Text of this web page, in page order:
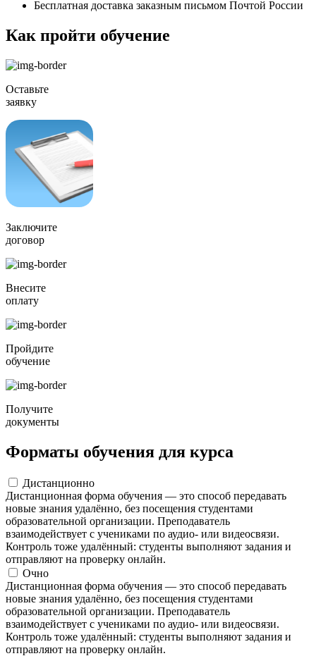
Бесплатная доставка заказным письмом Почтой России
Как пройти обучение
Оставьте
заявку
Заключите
договор
Внесите
оплату
Пройдите
обучение
Получите
документы
Форматы обучения для курса
Дистанционно
Дистанционная форма обучения — это способ передавать
новые знания удалённо, без посещения студентами
образовательной организации. Преподаватель
взаимодействует с учениками по аудио- или видеосвязи.
Контроль тоже удалённый: студенты выполняют задания и
отправляют на проверку онлайн.
Очно
Дистанционная форма обучения — это способ передавать
новые знания удалённо, без посещения студентами
образовательной организации. Преподаватель
взаимодействует с учениками по аудио- или видеосвязи.
Контроль тоже удалённый: студенты выполняют задания и
отправляют на проверку онлайн.